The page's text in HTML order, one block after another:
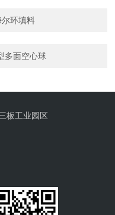
环填料
多面空心球
板工业园区